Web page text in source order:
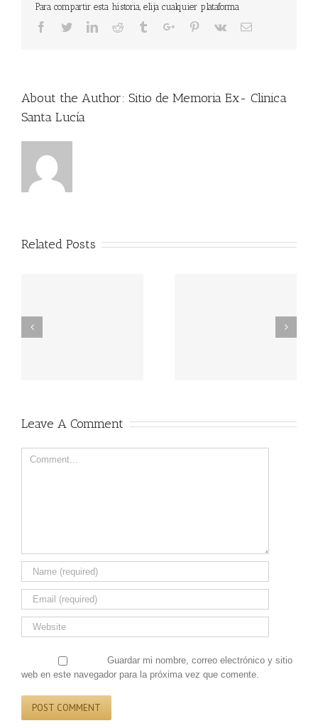
Para compartir esta historia, elija cualquier plataforma
Facebook
TwitterLinkedinReddit TumblrGoogle+Pinterest
Vk Email
About the Author: Sitio de Memoria Ex- Clinica
Santa Lucía
Related Posts
Ciclo de Teatro 2025:
Leave A Comment
Comment
Guardar mi nombre, correo electrónico y sitio
web en este navegador para la próxima vez que comente.